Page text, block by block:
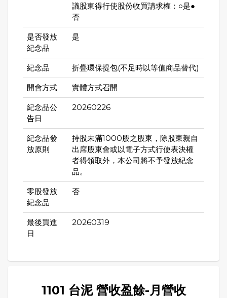
議股東得行使股份收買請求權：○是●
否
是否發放
紀念品
是
紀念品 折疊環保提包(不足時以等值商品替代)
開會方式 實體方式召開
紀念品公
告日
20260226
紀念品發
放原則
持股未滿1000股之股東，除股東親自
出席股東會或以電子方式行使表決權
者得領取外，本公司將不予發放紀念
品。
零股發放
紀念品
否
最後買進
日
20260319
1101 台泥 營收盈餘-月營收